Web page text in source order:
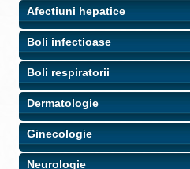
Afectiuni hepatice
Boli infectioase
Boli respiratorii
Dermatologie
Ginecologie
Neurologie